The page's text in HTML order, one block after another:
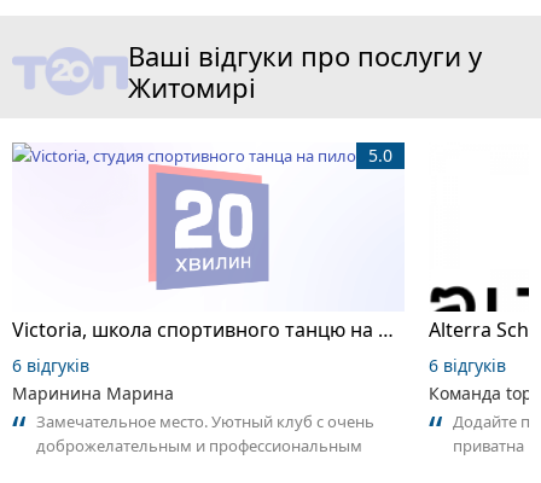
Ваші відгуки про послуги у
Житомирі
Victoria, школа спортивного танцю на пілоні
5.0
6 відгуків
Маринина Марина
Замечательное место. Уютный клуб с очень
доброжелательным и профессиональным
6 відгуків
Команда
Додайте
приватна